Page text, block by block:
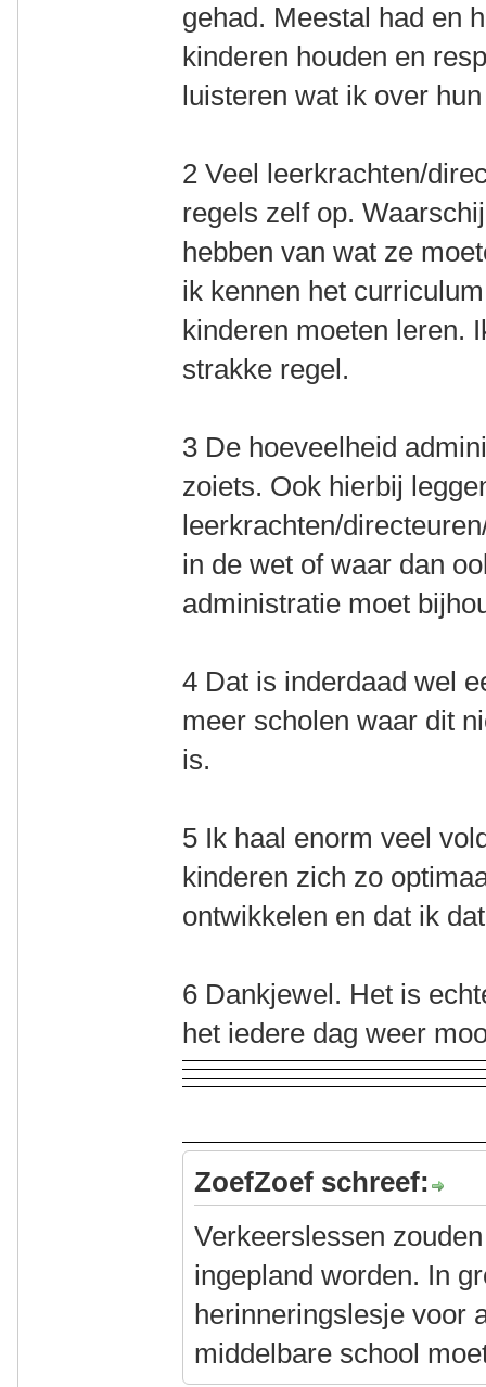
gehad. Meestal had en
kinderen houden en
luisteren wat ik over
2 Veel leerkrachten/
regels zelf op.
hebben van wat ze
ik kennen het
kinderen moeten leren.
strakke regel.
3 De hoeveelheid
zoiets. Ook hierbij
leerkrachten/
in de wet of waar dan
administratie moet
4 Dat is inderdaad wel
meer scholen waar dit
is.
5 Ik haal enorm veel
kinderen zich zo
ontwikkelen en dat ik
6 Dankjewel. Het is
het iedere dag weer
ZoefZoef schreef:
Verkeerslessen
ingepland worden. In
herinneringslesje voor
middelbare school